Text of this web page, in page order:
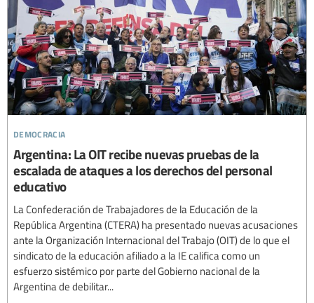
democracia
Argentina: La OIT recibe nuevas pruebas de la
escalada de ataques a los derechos del personal
educativo
La Confederación de Trabajadores de la Educación de la
República Argentina (CTERA) ha presentado nuevas acusaciones
ante la Organización Internacional del Trabajo (OIT) de lo que el
sindicato de la educación afiliado a la IE califica como un
esfuerzo sistémico por parte del Gobierno nacional de la
Argentina de debilitar...